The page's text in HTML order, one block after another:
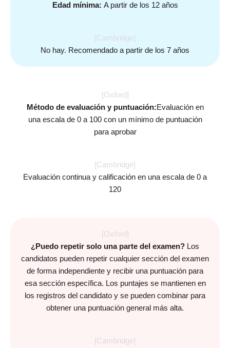
Edad mínima: A partir de los 12 años
[Cambridge]
No hay. Recomendado a partir de los 7 años
[Oxford]
Método de evaluación y puntuación:Evaluación en
una escala de 0 a 100 con un mínimo de puntuación
para aprobar
[Cambridge]
Evaluación continua y calificación en una escala de 0 a
120
[Oxford]
¿Puedo repetir solo una parte del examen? Los
candidatos pueden repetir cualquier sección del examen
de forma independiente y recibir una puntuación para
esa sección específica. Los puntajes se mantienen en
los registros del candidato y se pueden combinar para
obtener una puntuación general más alta.
[Cambridge]